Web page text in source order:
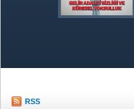
RSS